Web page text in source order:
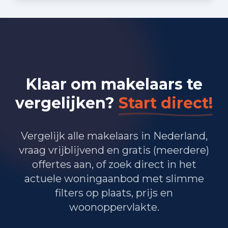
(2025)
Zakelijke dienstverlening 1.210
Overheid, onderwijs en zorg 815
Landbouw, bosbouw en visserij 20
Vervoer, informatie en communicatie
Financiele diensten en onroerendgoed 235
Cultuur, recreatie en overige diensten
Klaar om makelaars te
vergelijken? Start direct!
Vergelijk alle makelaars in Nederland,
vraag vrijblijvend en gratis (meerdere)
offertes aan, of zoek direct in het
actuele woningaanbod met slimme
filters op plaats, prijs en
woonoppervlakte.